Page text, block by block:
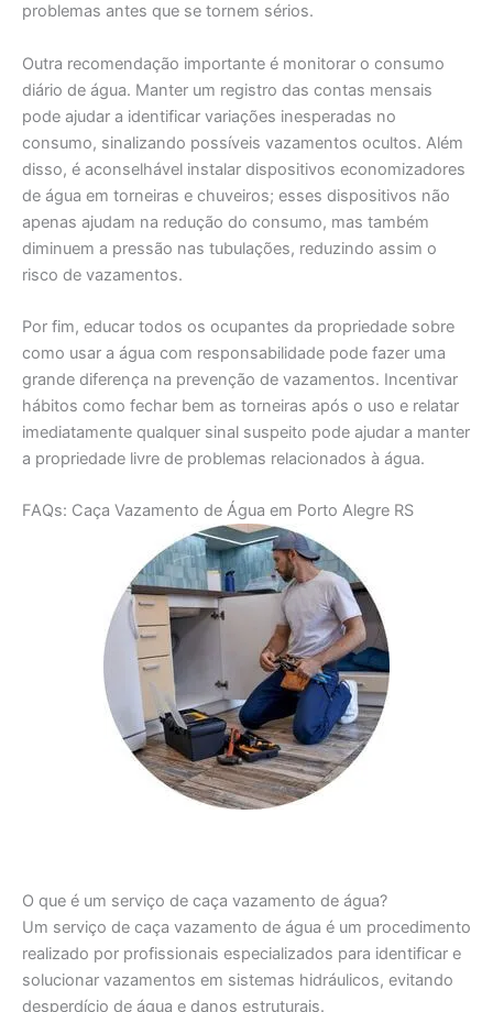
problemas antes que se tornem sérios.
Outra recomendação importante é monitorar o consumo
diário de água. Manter um registro das contas mensais
pode ajudar a identificar variações inesperadas no
consumo, sinalizando possíveis vazamentos ocultos. Além
disso, é aconselhável instalar dispositivos economizadores
de água em torneiras e chuveiros; esses dispositivos não
apenas ajudam na redução do consumo, mas também
diminuem a pressão nas tubulações, reduzindo assim o
risco de vazamentos.
Por fim, educar todos os ocupantes da propriedade sobre
como usar a água com responsabilidade pode fazer uma
grande diferença na prevenção de vazamentos. Incentivar
hábitos como fechar bem as torneiras após o uso e relatar
imediatamente qualquer sinal suspeito pode ajudar a manter
a propriedade livre de problemas relacionados à água.
FAQs: Caça Vazamento de Água em Porto Alegre RS
O que é um serviço de caça vazamento de água?
Um serviço de caça vazamento de água é um procedimento
realizado por profissionais especializados para identificar e
solucionar vazamentos em sistemas hidráulicos, evitando
desperdício de água e danos estruturais.